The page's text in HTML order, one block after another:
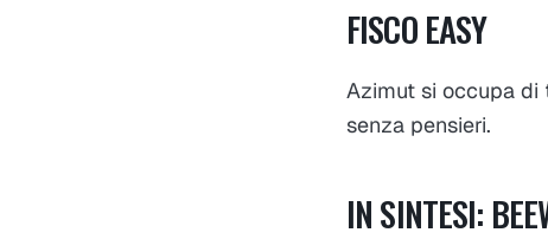
FISCO EASY
Azimut si occupa di
senza pensieri.
IN SINTESI: